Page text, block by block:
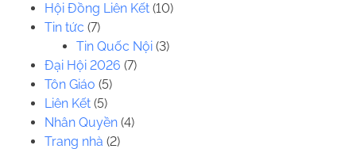
Hội Đồng Liên Kết (10)
Tin tức (7)
Tin Quốc Nội (3)
Đại Hội 2026 (7)
Tôn Giáo (5)
Liên Kết (5)
Nhân Quyền (4)
Trang nhà (2)